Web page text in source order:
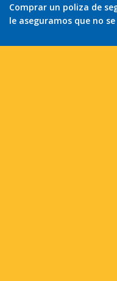
Comprar un poliza de
le aseguramos que no